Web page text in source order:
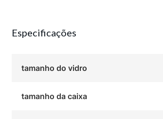
Especificações
tamanho do vidro
tamanho da caixa